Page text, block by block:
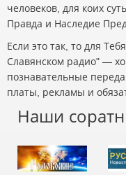
человеков, для коих
Правда и Наследие
Если это так, то для
Славянском радио" —
познавательные
платы, рекламы и
Наши